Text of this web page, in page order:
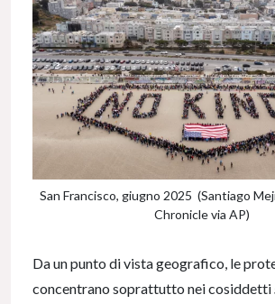
San Francisco, giugno 2025 (Santiago
Chronicle via AP)
Da un punto di vista geografico, le
concentrano soprattutto nei cosiddetti